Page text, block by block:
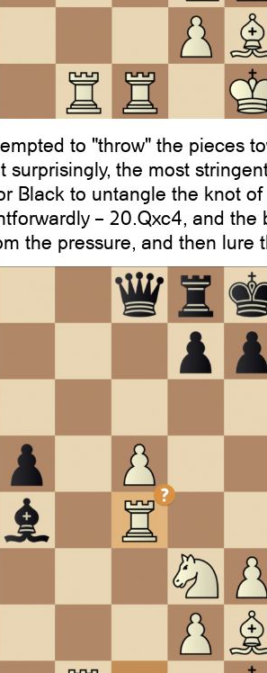
to "throw" the pieces
surprisingly, the most
Black to untangle the knot
– 20.Qxc4, and
the pressure, and then lure